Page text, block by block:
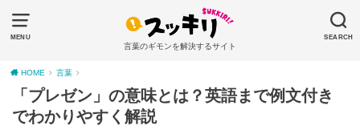
MENU SEARCH
言葉のギモンを解決するサイト
HOME 言葉
「プレゼン」の意味とは？英語まで例文付き
でわかりやすく解説